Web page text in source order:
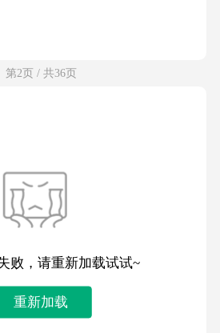
第2页 / 共36页
败，请重新加载试试~
重新加载